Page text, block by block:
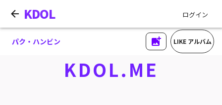
KDOL ログイン
パク・ハンビン LIKE アルバム
KDOL.ME